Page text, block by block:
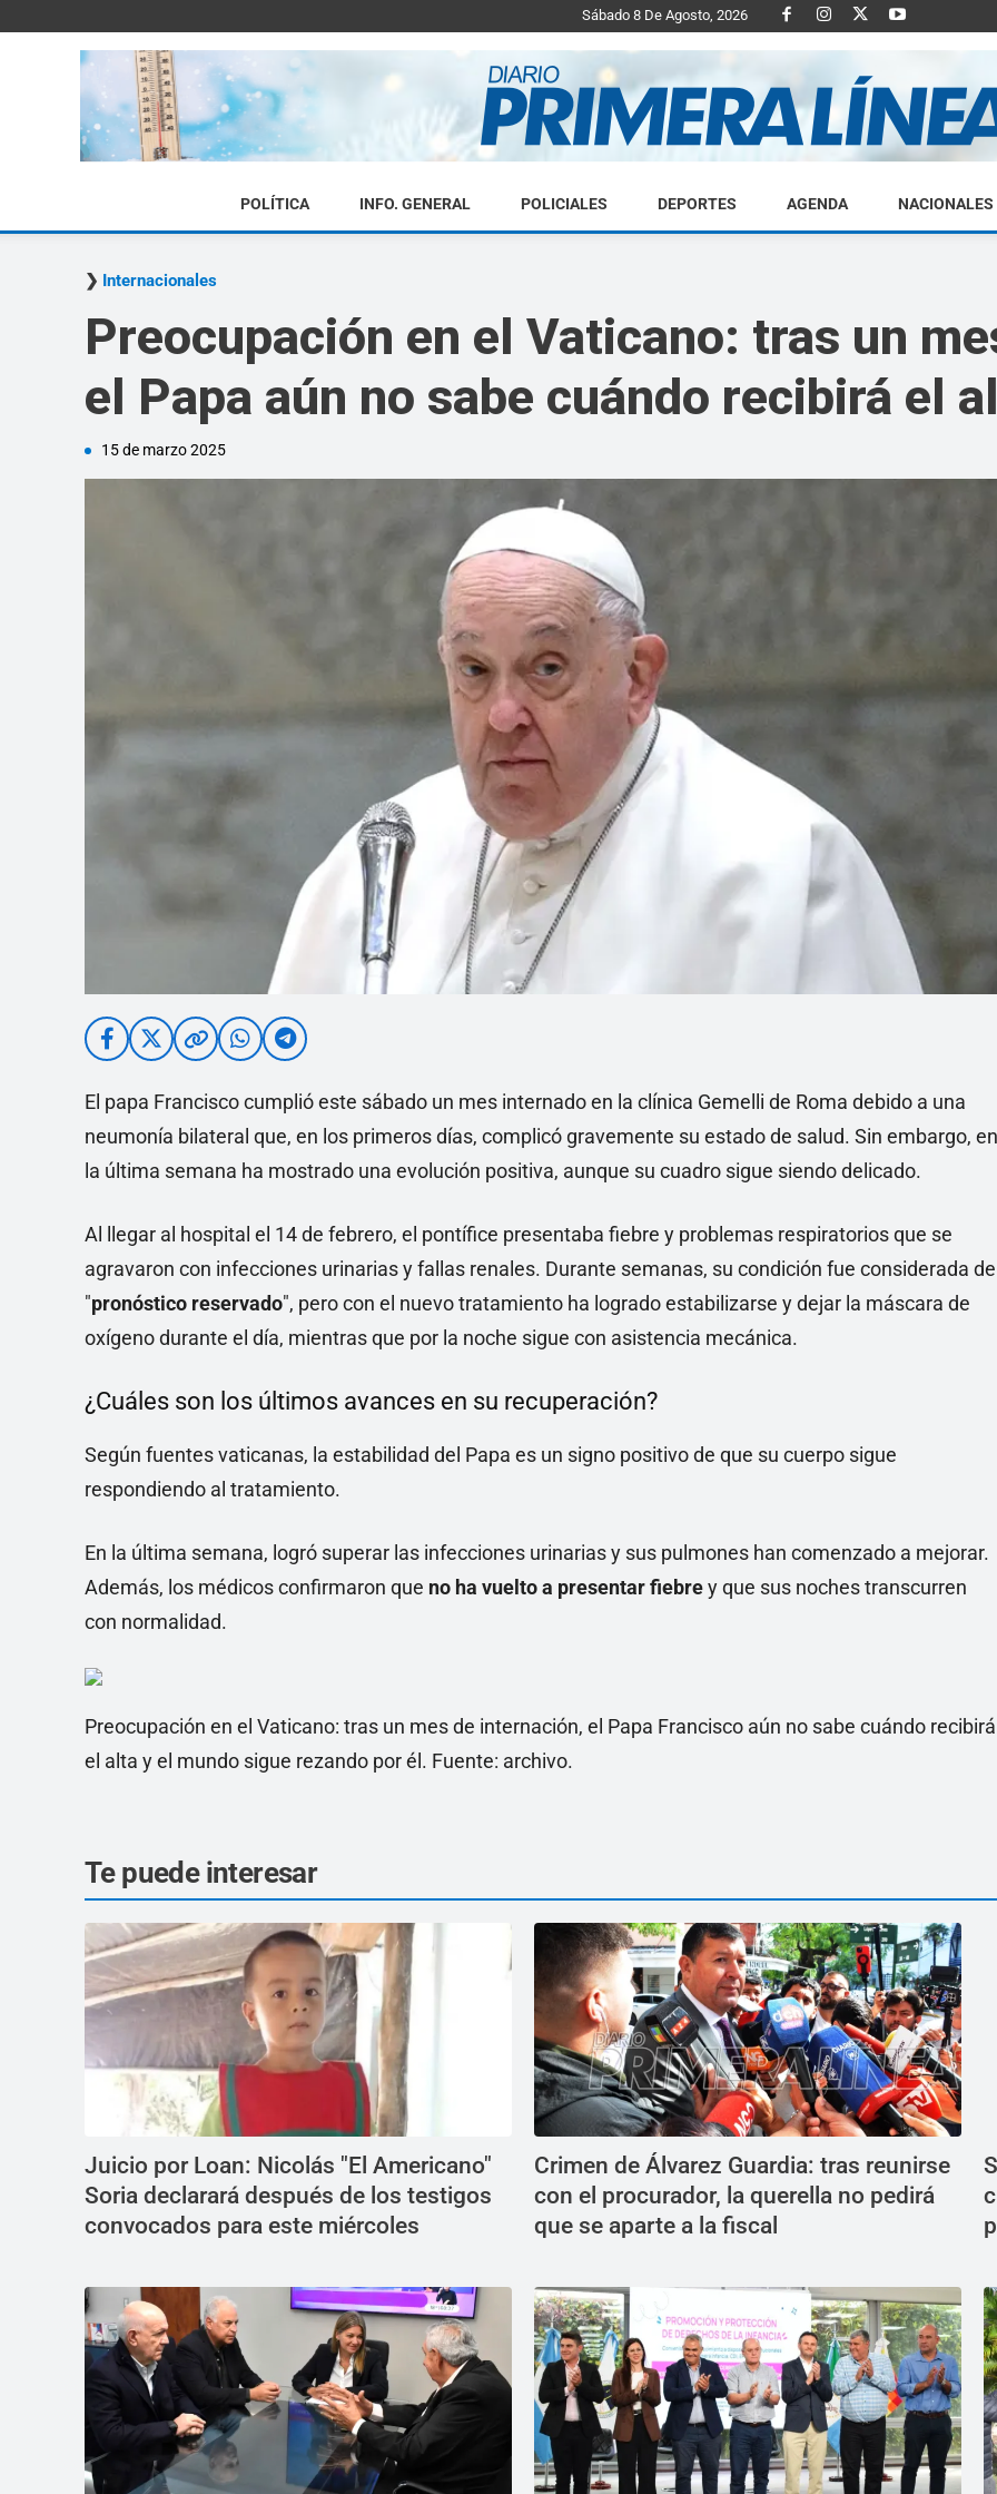
Sábado 8 De Agosto, 2026
Diario
Primera
POLÍTICA INFO. GENERAL POLICIALES DEPORTES AGENDA NACIONALES
Internacionales
Preocupación en el Vaticano: tras un
el Papa aún no sabe cuándo recibirá el
15 de marzo 2025
El papa Francisco cumplió este sábado un mes internado en la clínica Gemelli de Roma debido a una
neumonía bilateral que, en los primeros días, complicó gravemente su estado de salud. Sin embargo, en
la última semana ha mostrado una evolución positiva, aunque su cuadro sigue siendo delicado.
Al llegar al hospital el 14 de febrero, el pontífice presentaba fiebre y problemas respiratorios que se
agravaron con infecciones urinarias y fallas renales. Durante semanas, su condición fue considerada de
"pronóstico reservado", pero con el nuevo tratamiento ha logrado estabilizarse y dejar la máscara de
oxígeno durante el día, mientras que por la noche sigue con asistencia mecánica.
¿Cuáles son los últimos avances en su recuperación?
Según fuentes vaticanas, la estabilidad del Papa es un signo positivo de que su cuerpo sigue
respondiendo al tratamiento.
En la última semana, logró superar las infecciones urinarias y sus pulmones han comenzado a mejorar.
Además, los médicos confirmaron que no ha vuelto a presentar fiebrey que sus noches transcurren
con normalidad.
Preocupación en el Vaticano: tras un mes de internación, el Papa Francisco aún no sabe cuándo recibirá
el alta y el mundo sigue rezando por él. Fuente: archivo.
Te puede interesar
Juicio por Loan: Nicolás "El Americano"
Soria declarará después de los testigos
convocados para este miércoles
Crimen de Álvarez Guardia: tras reunirse
con el procurador, la querella no pedirá
que se aparte a la fiscal